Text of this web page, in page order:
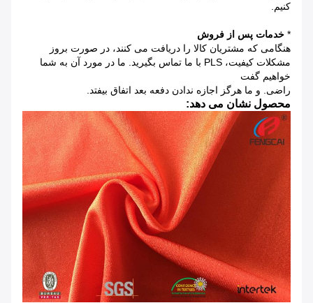
کنیم.
* خدمات پس از فروش
هنگامی که مشتریان کالا را دریافت می کنند، در صورت بروز
مشکلات کیفیت، PLS با ما تماس بگیرید. ما در مورد آن به شما
خواهیم گفت
راضی. و ما هرگز اجازه ندادن دفعه بعد اتفاق بیفتد.
محصول نشان می دهد: